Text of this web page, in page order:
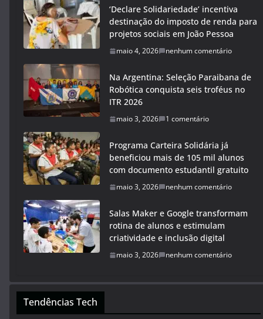
‘Declare Solidariedade’ incentiva
destinação do imposto de renda para
projetos sociais em João Pessoa
maio 4, 2026 nenhum comentário
Na Argentina: Seleção Paraibana de
Robótica conquista seis troféus no
ITR 2026
maio 3, 2026 1 comentário
Programa Carteira Solidária já
beneficiou mais de 105 mil alunos
com documento estudantil gratuito
maio 3, 2026 nenhum comentário
Salas Maker e Google transformam
rotina de alunos e estimulam
criatividade e inclusão digital
maio 3, 2026 nenhum comentário
Tendências Tech